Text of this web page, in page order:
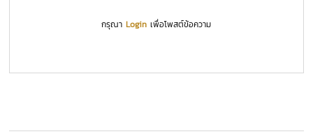
กรุณาLogin เพื่อโพสต์ข้อความ